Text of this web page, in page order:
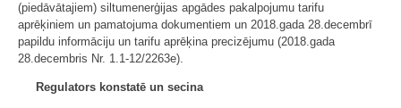
(piedāvātajiem) siltumenerģijas apgādes pakalpojumu tarifu
aprēķiniem un pamatojuma dokumentiem un 2018.gada 28.decembrī
papildu informāciju un tarifu aprēķina precizējumu (2018.gada
28.decembris Nr. 1.1-12/2263e).
Regulators konstatē un secina